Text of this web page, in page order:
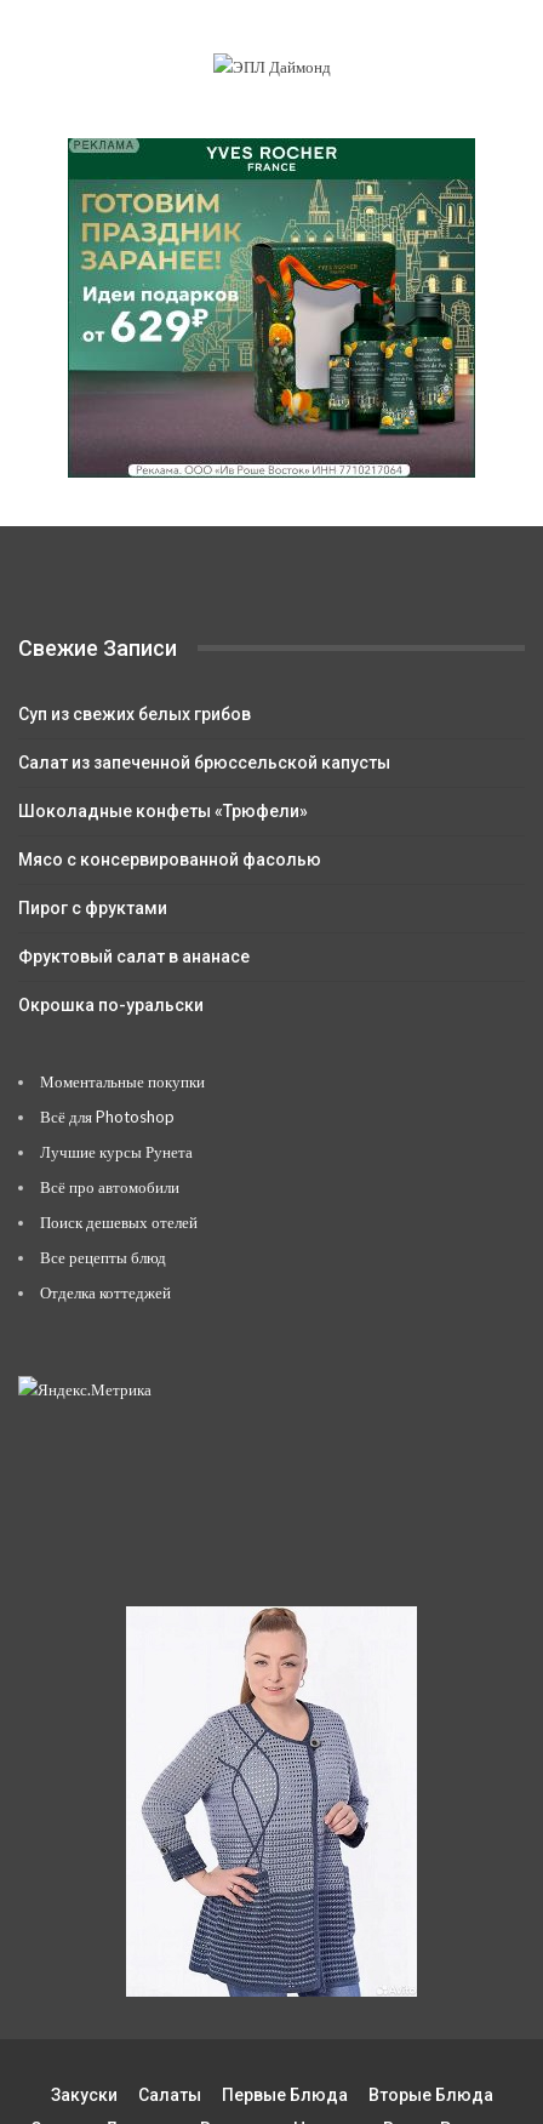
Свежие Записи
Суп из свежих белых грибов
Салат из запеченной брюссельской капусты
Шоколадные конфеты «Трюфели»
Мясо с консервированной фасолью
Пирог с фруктами
Фруктовый салат в ананасе
Окрошка по-уральски
Моментальные покупки
Всё для Photoshop
Лучшие курсы Рунета
Всё про автомобили
Поиск дешевых отелей
Все рецепты блюд
Отделка коттеджей
Закуски Салаты Первые Блюда
Вторые Блюда